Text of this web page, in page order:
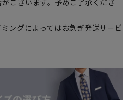
ございます。予めご了承くださ
ングによってはお急ぎ発送サービ